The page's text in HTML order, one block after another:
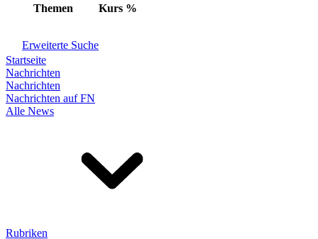
Themen Kurs %
Erweiterte Suche
Startseite
Nachrichten
Nachrichten
Nachrichten auf FN
Alle News
Rubriken